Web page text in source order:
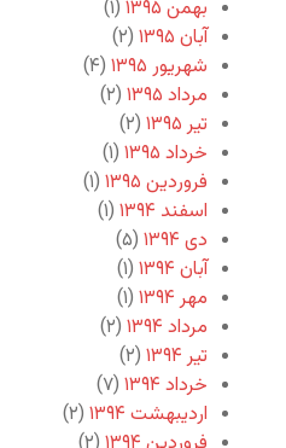
بهمن ۱۳۹۵
(۱)
آبان ۱۳۹۵
(۲)
شهریور ۱۳۹۵
(۴)
مرداد ۱۳۹۵
(۲)
تیر ۱۳۹۵
(۲)
خرداد ۱۳۹۵
(۱)
فروردین ۱۳۹۵
(۱)
اسفند ۱۳۹۴
(۱)
دی ۱۳۹۴
(۵)
آبان ۱۳۹۴
(۱)
مهر ۱۳۹۴
(۱)
مرداد ۱۳۹۴
(۲)
تیر ۱۳۹۴
(۲)
خرداد ۱۳۹۴
(۷)
اردیبهشت ۱۳۹۴
(۲)